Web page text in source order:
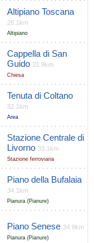
Altipiano Toscana
26.1km
Altipiano
Cappella di San
Guido 31.9km
Chiesa
Tenuta di Coltano
32.1km
Area
Stazione Centrale di
Livorno 33.1km
Stazione ferroviaria
Piano della Bufalaia
34.1km
Pianura (Pianure)
Piano Senese 34.9km
Pianura (Pianure)